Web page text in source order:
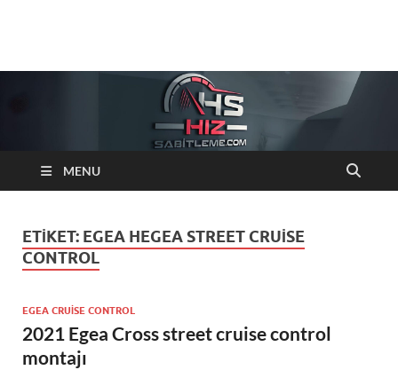
Hizsabitleme.com
MENU
ETIKET: EGEA HEGEA STREET CRUISE
CONTROL
EGEA CRUISE CONTROL
2021 Egea Cross street cruise control
montajı